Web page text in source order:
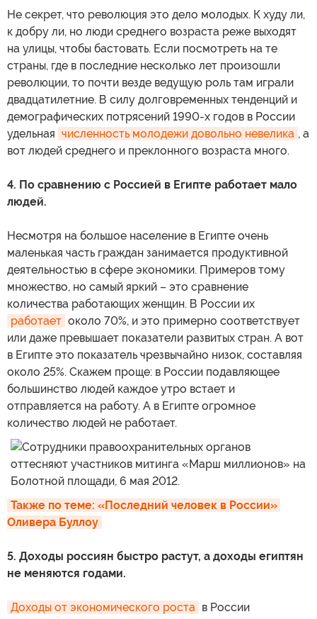
Не секрет, что революция это дело молодых. К худу ли,
к добру ли, но люди среднего возраста реже выходят
на улицы, чтобы бастовать. Если посмотреть на те
страны, где в последние несколько лет произошли
революции, то почти везде ведущую роль там играли
двадцатилетние. В силу долговременных тенденций и
демографических потрясений 1990-х годов в России
удельная численность молодежи довольно невелика , а
вот людей среднего и преклонного возраста много.
4. По сравнению с Россией в Египте работает мало
людей.
Несмотря на большое население в Египте очень
маленькая часть граждан занимается продуктивной
деятельностью в сфере экономики. Примеров тому
множество, но самый яркий – это сравнение
количества работающих женщин. В России их
работает около 70%, и это примерно соответствует
или даже превышает показатели развитых стран. А вот
в Египте это показатель чрезвычайно низок, составляя
около 25%. Скажем проще: в России подавляющее
большинство людей каждое утро встает и
отправляется на работу. А в Египте огромное
количество людей не работает.
Также по теме: «Последний человек в России»
Оливера Буллоу
5. Доходы россиян быстро растут, а доходы египтян
не меняются годами.
Доходы от экономического роста в России